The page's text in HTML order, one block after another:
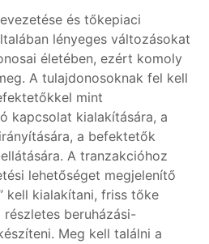
és tőkepiaci
lényeges változásokat
életében, ezért komoly
A tulajdonosoknak fel kell
mint
kapcsolat kialakítására, a
a befektetők
A tranzakcióhoz
lehetőséget megjelenítő
kell kialakítani, friss tőke
beruházási-
Meg kell találni a